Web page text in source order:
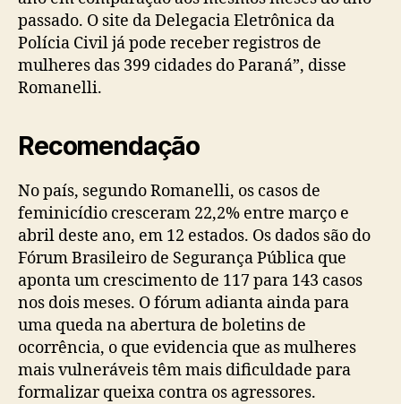
passado. O site da Delegacia Eletrônica da
Polícia Civil já pode receber registros de
mulheres das 399 cidades do Paraná”, disse
Romanelli.
Recomendação
No país, segundo Romanelli, os casos de
feminicídio cresceram 22,2% entre março e
abril deste ano, em 12 estados. Os dados são do
Fórum Brasileiro de Segurança Pública que
aponta um crescimento de 117 para 143 casos
nos dois meses. O fórum adianta ainda para
uma queda na abertura de boletins de
ocorrência, o que evidencia que as mulheres
mais vulneráveis têm mais dificuldade para
formalizar queixa contra os agressores.